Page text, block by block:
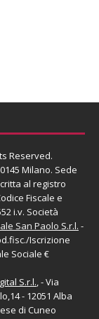
Reserved.
Milano. Sede
al registro
Fiscale e
i.v. Società
San Paolo S.r.l. -
Iscrizione
Sociale €
S.r.l., - Via
- 12051 Alba
di Cuneo